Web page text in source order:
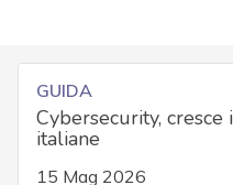
GUIDA
Cybersecurity,
italiane
15 Mag 2026